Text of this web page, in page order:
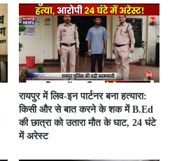
रायपुर में लिव-इन पार्टनर बना हत्यारा:
किसी और से बात करने के शक में B.Ed
की छात्रा को उतारा मौत के घाट, 24 घंटे
में अरेस्ट